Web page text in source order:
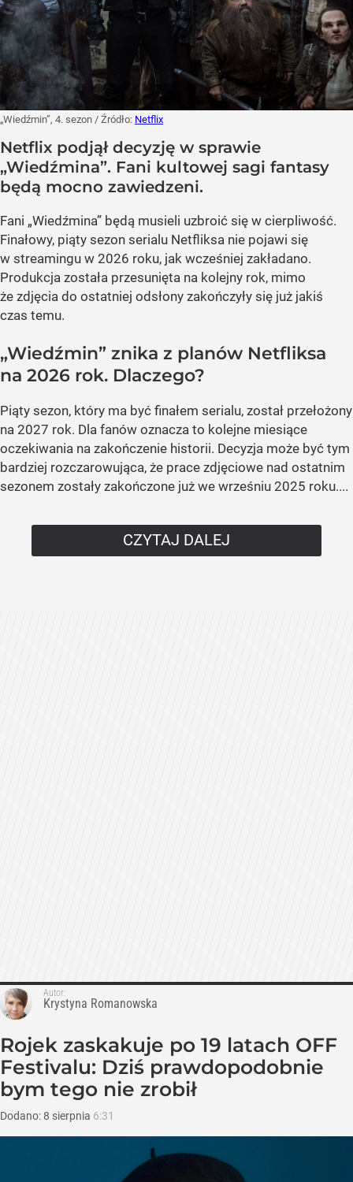
„Wiedźmin”, 4. sezon / Źródło: Netflix
Netflix podjął decyzję w sprawie
„Wiedźmina”. Fani kultowej sagi fantasy
będą mocno zawiedzeni.
Fani „Wiedźmina” będą musieli uzbroić się w cierpliwość.
Finałowy, piąty sezon serialu Netfliksa nie pojawi się
w streamingu w 2026 roku, jak wcześniej zakładano.
Produkcja została przesunięta na kolejny rok, mimo
że zdjęcia do ostatniej odsłony zakończyły się już jakiś
czas temu.
„Wiedźmin” znika z planów Netfliksa
na 2026 rok. Dlaczego?
Piąty sezon, który ma być finałem serialu, został przełożony
na 2027 rok. Dla fanów oznacza to kolejne miesiące
oczekiwania na zakończenie historii. Decyzja może być tym
bardziej rozczarowująca, że prace zdjęciowe nad ostatnim
sezonem zostały zakończone już we wrześniu 2025 roku....
CZYTAJ DALEJ
Autor:
Krystyna Romanowska
Rojek zaskakuje po 19 latach OFF
Festivalu: Dziś prawdopodobnie
bym tego nie zrobił
Dodano:8 sierpnia 6:31